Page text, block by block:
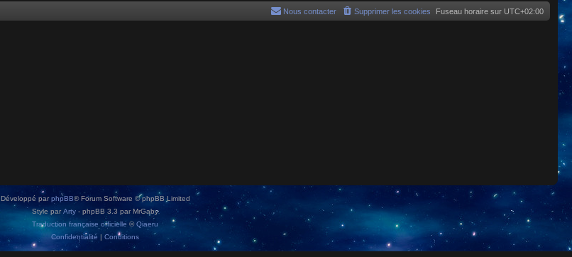
Fuseau horaire sur UTC+02:00
Supprimer les cookies
Nous contacter
Développé parphpBB® Forum Software © phpBB Limited
Style par Arty - phpBB 3.3 par MrGaby
Traduction française officielle ©Qiaeru
Confidentialité | Conditions